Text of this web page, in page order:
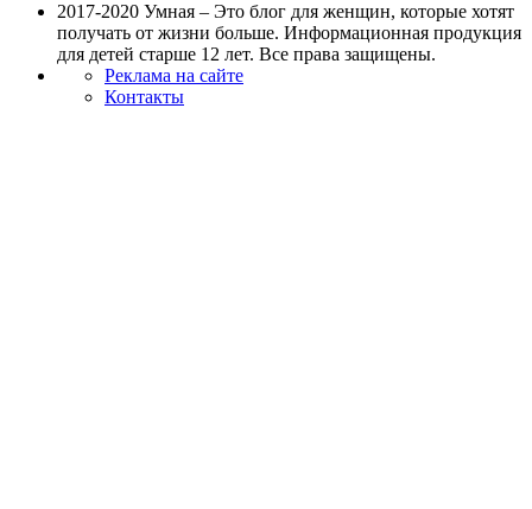
2017-2020 Умная – Это блог для женщин, которые хотят
получать от жизни больше. Информационная продукция
для детей старше 12 лет. Все права защищены.
Реклама на сайте
Контакты